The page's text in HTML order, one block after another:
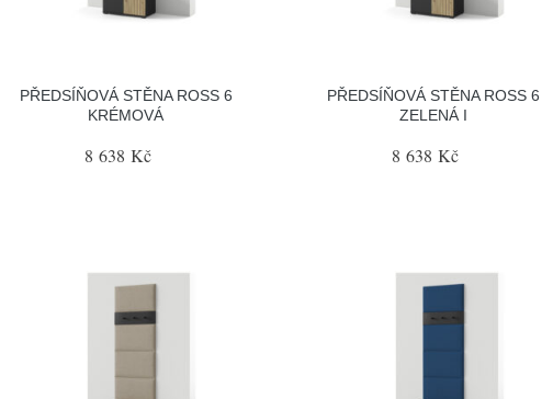
PŘEDSÍŇOVÁ STĚNA ROSS 6
KRÉMOVÁ
8 638 Kč
PŘEDSÍŇOVÁ STĚNA ROSS 6
ZELENÁ I
8 638 Kč